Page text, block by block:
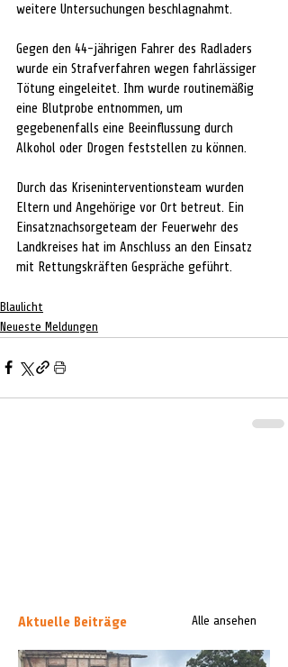
weitere Untersuchungen beschlagnahmt.
Gegen den 44-jährigen Fahrer des Radladers
wurde ein Strafverfahren wegen fahrlässiger
Tötung eingeleitet. Ihm wurde routinemäßig
eine Blutprobe entnommen, um
gegebenenfalls eine Beeinflussung durch
Alkohol oder Drogen feststellen zu können.
Durch das Kriseninterventionsteam wurden
Eltern und Angehörige vor Ort betreut. Ein
Einsatznachsorgeteam der Feuerwehr des
Landkreises hat im Anschluss an den Einsatz
mit Rettungskräften Gespräche geführt.
Blaulicht
Neueste Meldungen
Aktuelle Beiträge Alle ansehen